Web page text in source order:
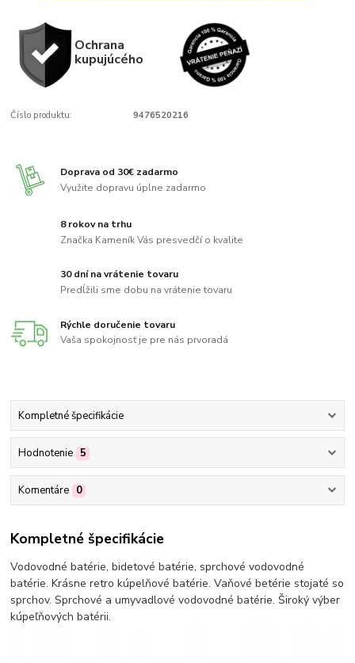
Ochrana
kupujúcého
Číslo produktu: 9476520216
Doprava od 30€ zadarmo
Využite dopravu úplne zadarmo
8 rokov na trhu
Značka Kameník Vás presvedčí o kvalite
30 dní na vrátenie tovaru
Predĺžili sme dobu na vrátenie tovaru
Rýchle doručenie tovaru
Vaša spokojnosť je pre nás prvoradá
Kompletné špecifikácie
Hodnotenie 5
Komentáre 0
Kompletné špecifikácie
Vodovodné batérie, bidetové batérie, sprchové vodovodné
batérie. Krásne retro kúpelňové batérie. Vaňové betérie stojaté so
sprchov. Sprchové a umyvadlové vodovodné batérie. Široký výber
kúpeľňových batérii.